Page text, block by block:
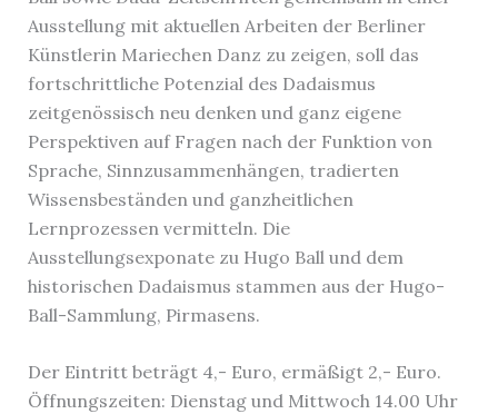
Ausstellung mit aktuellen Arbeiten der Berliner
Künstlerin Mariechen Danz zu zeigen, soll das
fortschrittliche Potenzial des Dadaismus
zeitgenössisch neu denken und ganz eigene
Perspektiven auf Fragen nach der Funktion von
Sprache, Sinnzusammenhängen, tradierten
Wissensbeständen und ganzheitlichen
Lernprozessen vermitteln. Die
Ausstellungsexponate zu Hugo Ball und dem
historischen Dadaismus stammen aus der Hugo-
Ball-Sammlung, Pirmasens.
Der Eintritt beträgt 4,- Euro, ermäßigt 2,- Euro.
Öffnungszeiten: Dienstag und Mittwoch 14.00 Uhr